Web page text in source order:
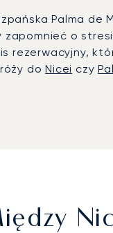
Palma de
o
rezerwacyjny,
doNicei czy